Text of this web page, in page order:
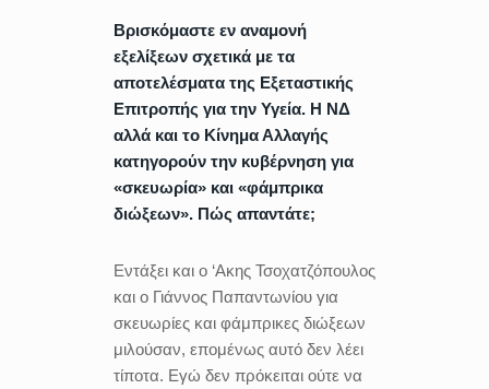
Βρισκόμαστε εν αναμονή
εξελίξεων σχετικά με τα
αποτελέσματα της Εξεταστικής
Επιτροπής για την Υγεία. Η ΝΔ
αλλά και το Κίνημα Αλλαγής
κατηγορούν την κυβέρνηση για
«σκευωρία» και «φάμπρικα
διώξεων». Πώς απαντάτε;
Εντάξει και ο ‘Ακης Τσοχατζόπουλος
και ο Γιάννος Παπαντωνίου για
σκευωρίες και φάμπρικες διώξεων
μιλούσαν, επομένως αυτό δεν λέει
τίποτα. Εγώ δεν πρόκειται ούτε να